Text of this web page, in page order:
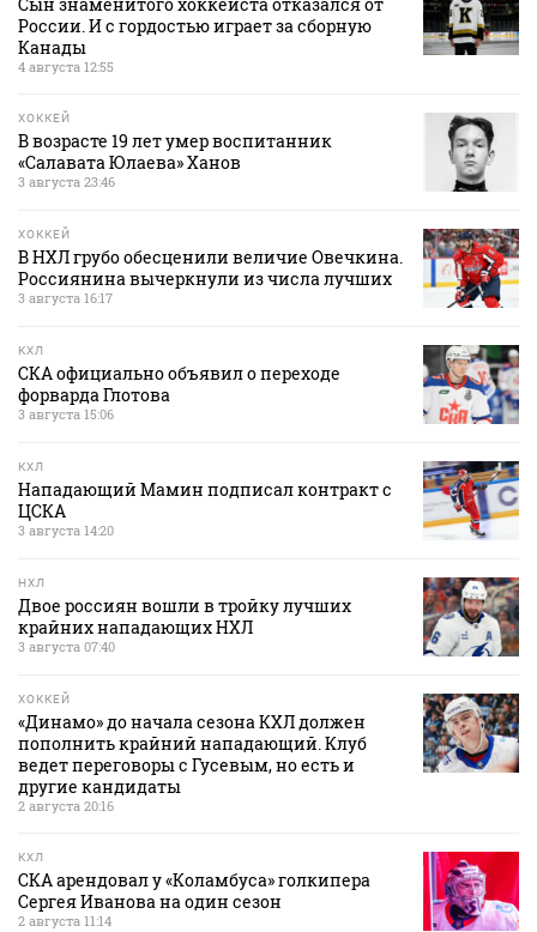
России. И с гордостью играет за сборную
Канады
4 августа 12:55
ХОККЕЙ
В возрасте 19 лет умер воспитанник
«Салавата Юлаева» Ханов
3 августа 23:46
ХОККЕЙ
В НХЛ грубо обесценили величие Овечкина.
Россиянина вычеркнули из числа лучших
3 августа 16:17
КХЛ
СКА официально объявил о переходе
форварда Глотова
3 августа 15:06
КХЛ
Нападающий Мамин подписал контракт с
ЦСКА
3 августа 14:20
НХЛ
Двое россиян вошли в тройку лучших
крайних нападающих НХЛ
3 августа 07:40
ХОККЕЙ
«Динамо» до начала сезона КХЛ должен
пополнить крайний нападающий. Клуб
ведет переговоры с Гусевым, но есть и
другие кандидаты
2 августа 20:16
КХЛ
СКА арендовал у «Коламбуса» голкипера
Сергея Иванова на один сезон
2 августа 11:14